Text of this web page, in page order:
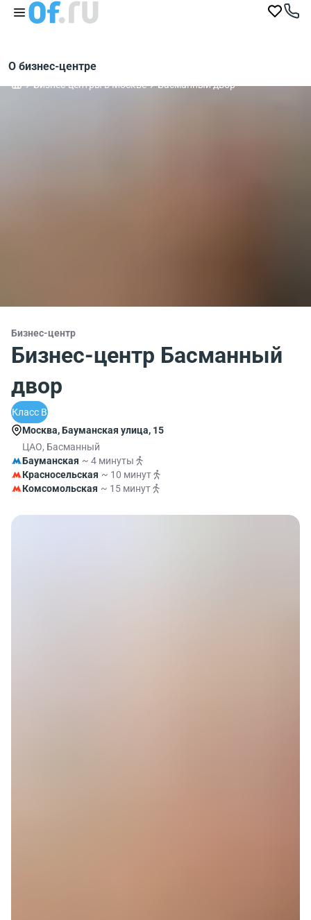
О бизнес-центре
Бизнес-центры в Москве Басманный двор
Бизнес-центр
Бизнес-центр Басманный
двор
Класс B
Москва, Бауманская улица, 15
ЦАО, Басманный
Бауманская ~ 4 минуты
Красносельская ~ 10 минут
Комсомольская ~ 15 минут